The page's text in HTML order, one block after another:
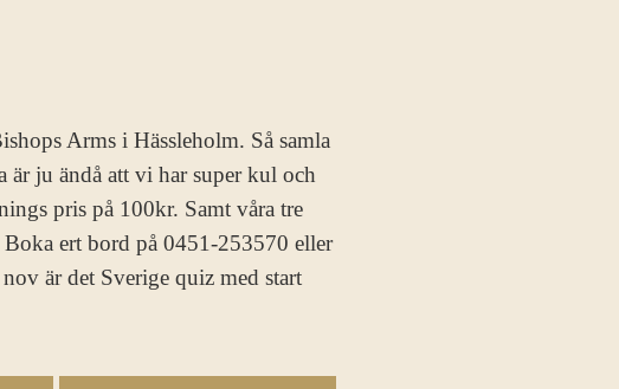
Arms i Hässleholm. Så samla
är ju ändå att vi har super kul och
pris på 100kr. Samt våra tre
ert bord på 0451-253570 eller
är det Sverige quiz med start